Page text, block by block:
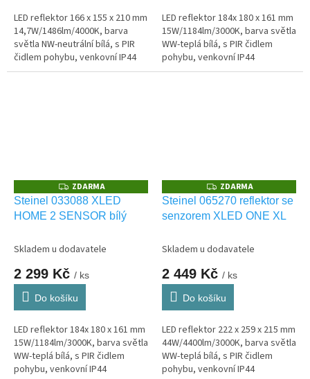
LED reflektor 166 x 155 x 210 mm
14,7W/1486lm/4000K, barva
světla NW-neutrální bílá, s PIR
čidlem pohybu, venkovní IP44
LED reflektor 184x 180 x 161 mm
15W/1184lm/3000K, barva světla
WW-teplá bílá, s PIR čidlem
pohybu, venkovní IP44
Z
D
A
R
ZDARMA
Steinel 033088 XLED
HOME 2 SENSOR bílý
Skladem u dodavatele
2 299 Kč / ks
Do košíku
LED reflektor 184x 180 x 161 mm
15W/1184lm/3000K, barva světla
WW-teplá bílá, s PIR čidlem
pohybu, venkovní IP44
Z
D
A
R
ZDARMA
Steinel 065270 reflektor se
senzorem XLED ONE XL
Skladem u dodavatele
2 449 Kč / ks
Do košíku
LED reflektor 222 x 259 x 215 mm
44W/4400lm/3000K, barva světla
WW-teplá bílá, s PIR čidlem
pohybu, venkovní IP44